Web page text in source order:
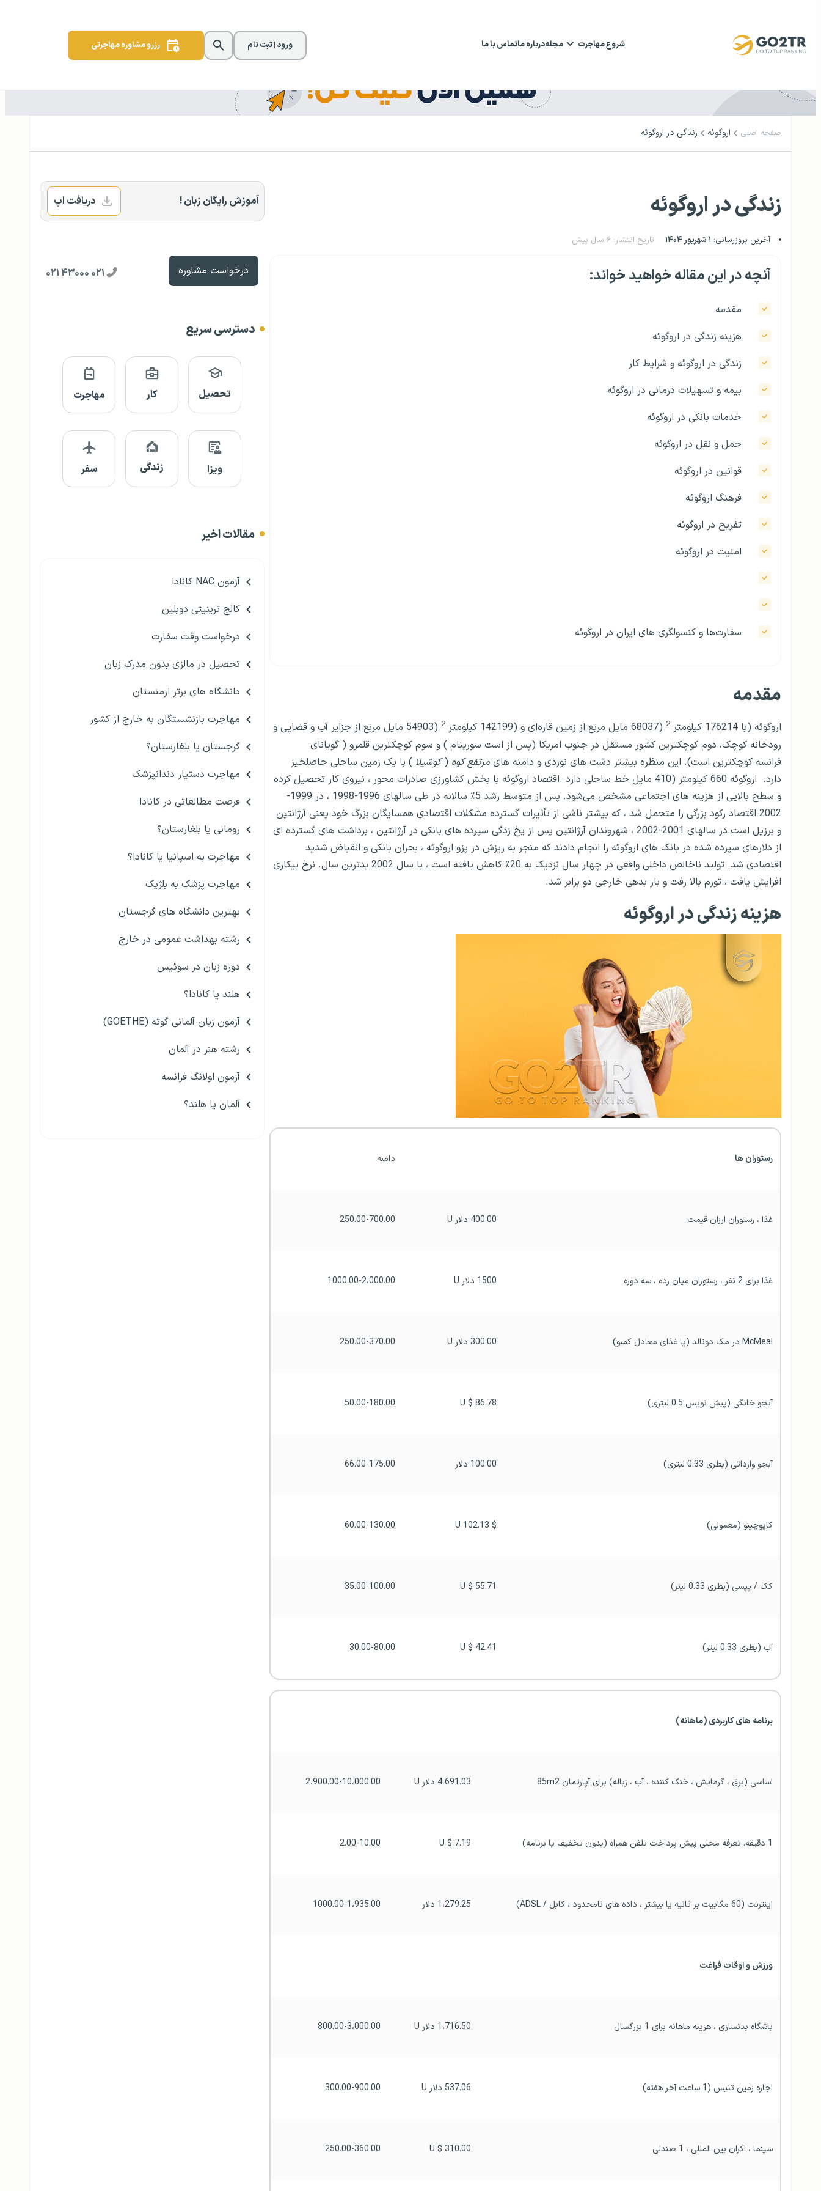
شروع مهاجرت مجلهدرباره ماتماس با ما ورود | ثبت نام رزرو مشاوره مهاجرتی
صفحه اصلی اروگوئه زندگی در اروگوئه
زندگی در اروگوئه
آخرین بروزرسانی: ۱ شهریور ۱۴۰۴ تاریخ انتشار: ۶ سال پیش
آنچه در این مقاله خواهید خواند:
مقدمه
هزینه زندگی در اروگوئه
زندگی در اروگوئه و شرایط کار
بیمه و تسهیلات درمانی در اروگوئه
خدمات بانکی در اروگوئه
حمل و نقل در اروگوئه
قوانین در اروگوئه
فرهنگ اروگوئه
تفریح در اروگوئه
امنیت در اروگوئه
سفارت‌ها و کنسولگری های ایران در اروگوئه
مقدمه
اروگوئه (با 176214 کیلومتر 2 (68037 مایل مربع از زمین قاره‌ای و (142199 کیلومتر 2
(54903 مایل مربع از جزایر آب و قضایی و
رودخانه کوچک، دوم کوچکترین کشور مستقل در جنوب امریکا (پس از است سورینام ) و سوم کوچکترین قلمرو ( گویانای
فرانسه کوچکترین است). این منظره بیشتر دشت های نوردی و دامنه های مرتفع کوه (کوشیلا ) با یک زمین ساحلی حاصلخیز
دارد. اروگوئه 660 کیلومتر (410 مایل خط ساحلی دارد .اقتصاد اروگوئه با بخش کشاورزی صادرات محور ، نیروی کار تحصیل کرده
و سطح بالایی از هزینه های اجتماعی مشخص می‌شود. پس از متوسط ​​رشد 5٪ سالانه در طی سالهای 1996-1998 ، در 1999-
2002 اقتصاد ركود بزرگی را متحمل شد ، كه بیشتر ناشی از تأثیرات گسترده مشکلات اقتصادی همسایگان بزرگ خود یعنی آرژانتین
و برزیل است.در سالهای 2001-2002 ، شهروندان آرژانتین پس از یخ زدگی سپرده های بانکی در آرژانتین ، برداشت های گسترده ای
از دلارهای سپرده شده در بانک های اروگوئه را انجام دادند که منجر به ریزش در پزو اروگوئه ، بحران بانکی و انقباض شدید
اقتصادی شد. تولید ناخالص داخلی واقعی در چهار سال نزدیک به 20٪ کاهش یافته است ، با سال 2002 بدترین سال. نرخ بیکاری
افزایش یافت ، تورم بالا رفت و بار بدهی خارجی دو برابر شد.
هزینه زندگی در اروگوئه
رستوران ها دامنه
غذا ، رستوران ارزان قیمت 400.00 دلار U 250.00-700.00
غذا برای 2 نفر ، رستوران میان رده ، سه دوره 1500 دلار U 1000.00-2،000.00
McMeal در مک دونالد (یا غذای معادل کمبو) 300.00 دلار U 250.00-370.00
آبجو خانگی (پیش نویس 0.5 لیتری) 86.78 $ U
50.00-180.00
آبجو وارداتی (بطری 0.33 لیتری) 100.00 دلار 66.00-175.00
کاپوچینو (معمولی) $ 102.13 U
60.00-130.00
کک / پپسی (بطری 0.33 لیتر) 55.71 $ U
35.00-100.00
آب (بطری 0.33 لیتر) 42.41 $ U
30.00-80.00
برنامه های کاربردی (ماهانه)
اساسی (برق ، گرمایش ، خنک کننده ، آب ، زباله) برای آپارتمان 85m2 4،691.03 دلار U 2،900.00-10،000.00
1 دقیقه. تعرفه محلی پیش پرداخت تلفن همراه (بدون تخفیف یا برنامه) 7.19 $ U
2.00-10.00
اینترنت (60 مگابیت بر ثانیه یا بیشتر ، داده های نامحدود ، کابل / ADSL) 1،279.25 دلار 1000.00-1،935.00
ورزش و اوقات فراغت
باشگاه بدنسازی ، هزینه ماهانه برای 1 بزرگسال 1،716.50 دلار U 800.00-3،000.00
اجاره زمین تنیس (1 ساعت آخر هفته) 537.06 دلار U 300.00-900.00
سینما ، اکران بین المللی ، 1 صندلی 310.00 $ U
250.00-360.00
آموزش رایگان زبان ! دریافت اپ
درخواست مشاوره ۰۲۱ ۴۳۰۰۰ ۰۲۱
دسترسی سریع
تحصیل کار مهاجرت
ویزا زندگی سفر
مقالات اخیر
آزمون NAC کانادا
کالج ترینیتی دوبلین
درخواست وقت سفارت
تحصیل در مالزی بدون مدرک زبان
دانشگاه های برتر ارمنستان
مهاجرت بازنشستگان به خارج از کشور
گرجستان یا بلغارستان؟
مهاجرت دستیار دندانپزشک
فرصت مطالعاتی در کانادا
رومانی یا بلغارستان؟
مهاجرت به اسپانیا یا کانادا؟
مهاجرت پزشک به بلژیک
بهترین دانشگاه های گرجستان
رشته بهداشت عمومی در خارج
دوره زبان در سوئیس
هلند یا کانادا؟
آزمون زبان آلمانی گوته (GOETHE)
رشته هنر در آلمان
آزمون اولانگ فرانسه
آلمان یا هلند؟